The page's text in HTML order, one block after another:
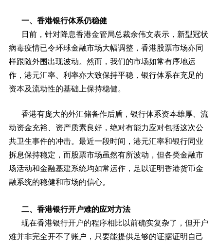
一、香港银行体系仍稳健
日前，针对降息香港金管局总裁余伟文表示，新型冠状
病毒疫情已令环球金融市场大幅调整，香港股票市场亦同
样跟随外围出现波动。然而，我们的市场如常有序地运
作，港元汇率、利率亦大致保持平稳，银行体系在充足的
资本及流动性的基础上保持稳健。
香港有庞大的外汇储备作后盾，银行体系资本雄厚、流
动资金充裕、资产质素良好，绝对有能力应对包括这次公
共卫生事件的冲击。最近一段时间，港元汇率和银行同业
拆息保持稳定，而股票市场虽然有所波动，但各类金融市
场活动和金融基建系统均如常运作，足以证明香港货币金
融系统的稳健和市场的信心。
二、香港银行开户难的应对方法
现在香港银行开户的程序相比以前确实复杂了，但开户
难并非完全开不了账户，只要能提供足够的证据证明自己